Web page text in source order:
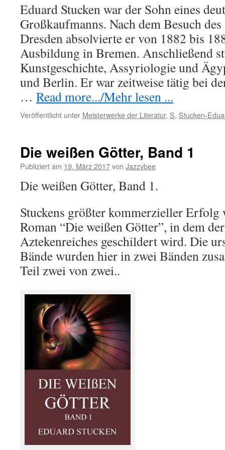
Eduard Stucken war der Sohn eines
Großkaufmanns. Nach dem Besuch
Dresden absolvierte er von 1882 bis
Ausbildung in Bremen. Anschließend
Kunstgeschichte, Assyriologie und
und Berlin. Er war zeitweise tätig bei
… Read more.../Mehr lesen ...
Veröffentlicht unter Meisterwerke der Literatur, S, Stucken-
Die weißen Götter, Band 1
Publiziert am 19. März 2017von Jazzybee
Die weißen Götter, Band 1.
Stuckens größter kommerzieller Erfolg
Roman “Die weißen Götter”, in dem
Aztekenreiches geschildert wird. Die
Bände wurden hier in zwei Bänden
Teil zwei von zwei..